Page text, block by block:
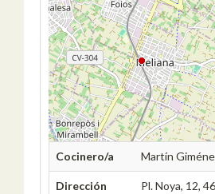
Cocinero/a Martín
Dirección
Pl. Noya, 12,